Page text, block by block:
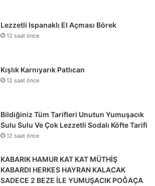
Lezzetli Ispanaklı El Açması Börek
12 saat önce
Kışlık Karnıyarık Patlıcan
12 saat önce
Bildiğiniz Tüm Tarifleri Unutun Yumuşacık
Sulu Sulu Ve Çok Lezzetli Sodalı Köfte Tarifi
12 saat önce
KABARIK HAMUR KAT KAT MÜTHİŞ
KABARDI HERKES HAYRAN KALACAK
SADECE 2 BEZE İLE YUMUŞACIK POĞAÇA